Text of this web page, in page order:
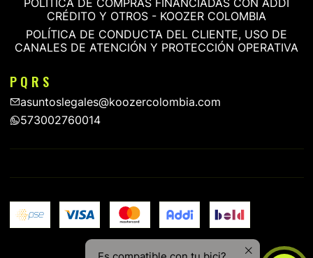
POLÍTICA DE COMPRAS FINANCIADAS CON ADDI
CRÉDITO Y OTROS - KOOZER COLOMBIA
POLÍTICA DE CONDUCTA DEL CLIENTE, USO DE
CANALES DE ATENCIÓN Y PROTECCIÓN OPERATIVA
P Q R S
asuntoslegales@koozercolombia.com
573002760014